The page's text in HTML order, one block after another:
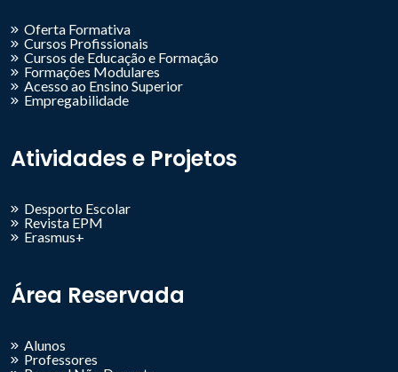
Oferta Formativa
Cursos Profissionais
Cursos de Educação e Formação
Formações Modulares
Acesso ao Ensino Superior
Empregabilidade
Atividades e Projetos
Desporto Escolar
Revista EPM
Erasmus+
Área Reservada
Alunos
Professores